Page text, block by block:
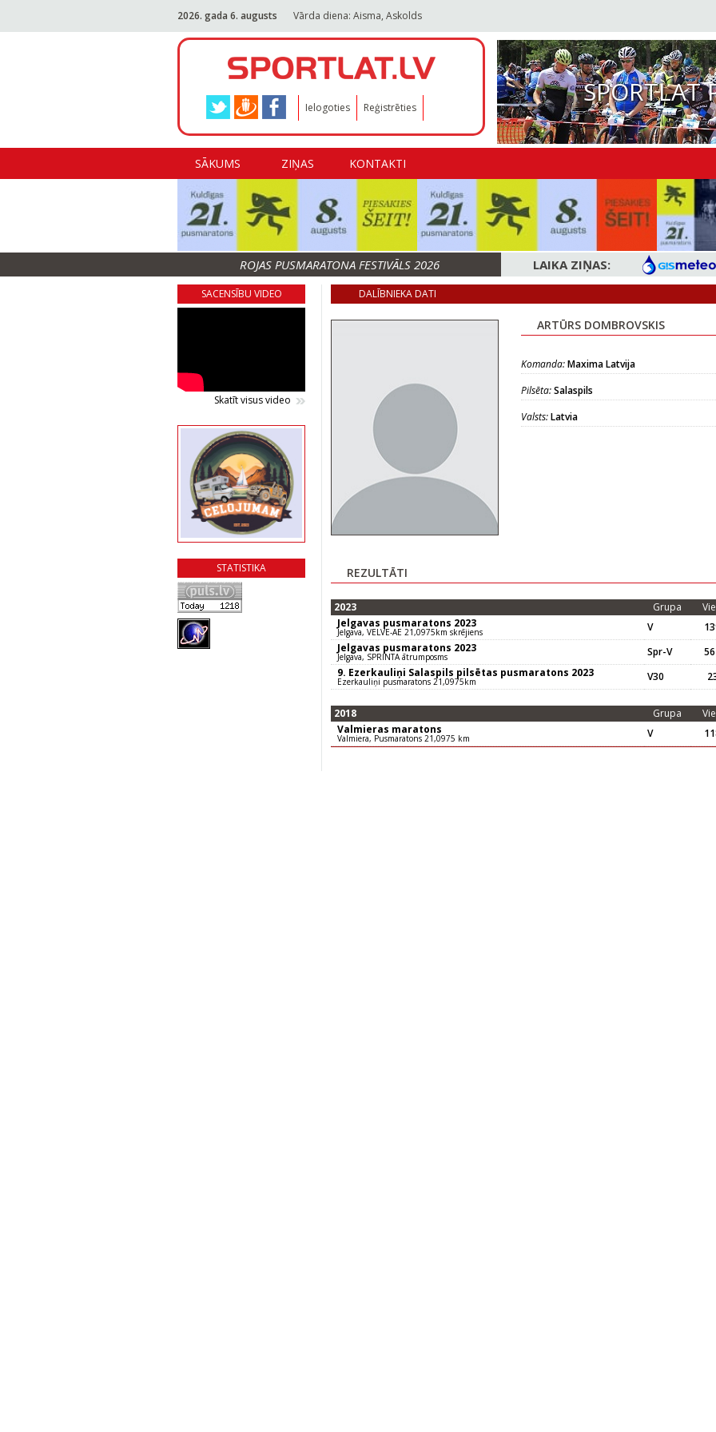
2026. gada 6. augusts Vārda diena: Aisma, Askolds
Ielogoties Reģistrēties SPORTLAT
SĀKUMS ZIŅAS KONTAKTI
ROJAS PUSMARATONA FESTIVĀLS 2026 LAIKA ZIŅAS:
SACENSĪBU VIDEO
Skatīt visus video
STATISTIKA
DALĪBNIEKA DATI
ARTŪRS DOMBROVSKIS
Komanda:Maxima Latvija
Pilsēta:Salaspils
Valsts:Latvia
REZULTĀTI
2023 Grupa
Jelgavas pusmaratons 2023
Jelgava, VELVE-AE 21,0975km skrējiens V
Jelgavas pusmaratons 2023
Jelgava, SPRINTA ātrumposms Spr-V
9. Ezerkauliņi Salaspils pilsētas pusmaratons 2023
Ezerkauliņi pusmaratons 21,0975km V30
2018 Grupa
Valmieras maratons
Valmiera, Pusmaratons 21,0975 km V